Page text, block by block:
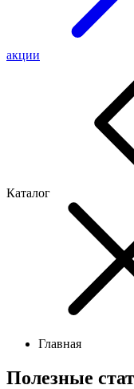
акции
Каталог
Главная
Полезные